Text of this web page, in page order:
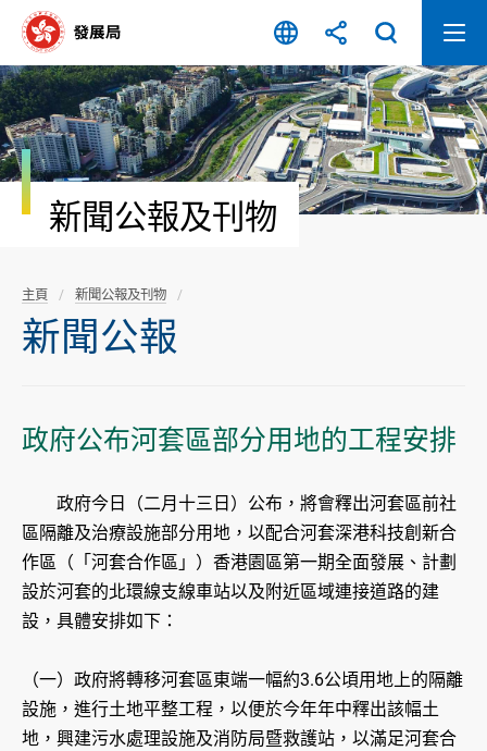
容
開
始
新聞公報及刊物
主頁 新聞公報及刊物
新聞公報
政府公布河套區部分用地的工程安排
政府今日（二月十三日）公布，將會釋出河套區前社
區隔離及治療設施部分用地，以配合河套深港科技創新合
作區（「河套合作區」）香港園區第一期全面發展、計劃
設於河套的北環線支線車站以及附近區域連接道路的建
設，具體安排如下：
（一）政府將轉移河套區東端一幅約3.6公頃用地上的隔離
設施，進行土地平整工程，以便於今年年中釋出該幅土
地，興建污水處理設施及消防局暨救護站，以滿足河套合